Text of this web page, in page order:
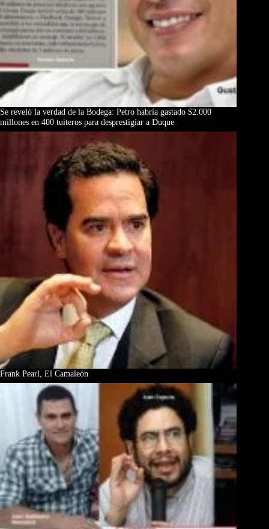
Se reveló la verdad de la Bodega: Petro habría gastado $2.000
millones en 400 tuiteros para desprestigiar a Duque
Frank Pearl, El Camaleón